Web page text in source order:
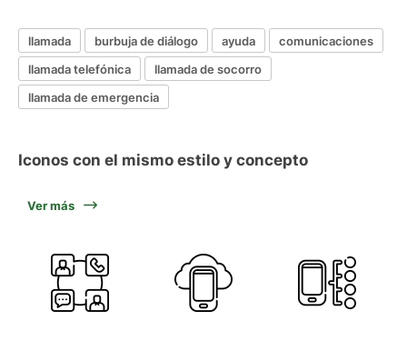
llamada burbuja de diálogo ayuda
comunicaciones
llamada telefónica
llamada de socorro
llamada de emergencia
Iconos con el mismo estilo y concepto
Ver más